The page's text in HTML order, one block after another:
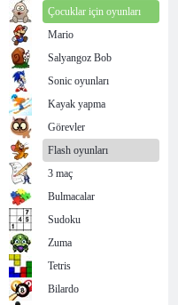
Çocuklar için oyunları
Mario
Salyangoz Bob
Sonic oyunları
Kayak yapma
Görevler
Flash oyunları
3 maç
Bulmacalar
Sudoku
Zuma
Tetris
Bilardo